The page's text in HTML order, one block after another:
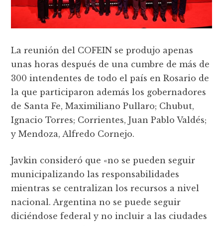
La reunión del COFEIN se produjo apenas
unas horas después de una cumbre de más de
300 intendentes de todo el país en Rosario de
la que participaron además los gobernadores
de Santa Fe, Maximiliano Pullaro; Chubut,
Ignacio Torres; Corrientes, Juan Pablo Valdés;
y Mendoza, Alfredo Cornejo.
Javkin consideró que «no se pueden seguir
municipalizando las responsabilidades
mientras se centralizan los recursos a nivel
nacional. Argentina no se puede seguir
diciéndose federal y no incluir a las ciudades